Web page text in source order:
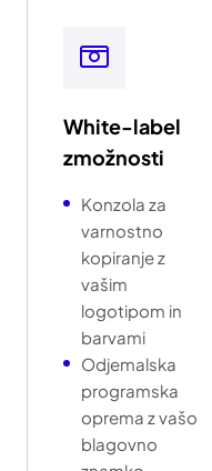
White-label
zmožnosti
Konzola za
varnostno
kopiranje z
vašim
logotipom in
barvami
Odjemalska
programska
oprema z vašo
blagovno